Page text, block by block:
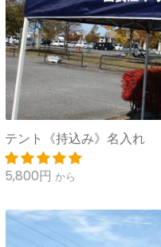
テント《持込み》名入れ
5,800円 から